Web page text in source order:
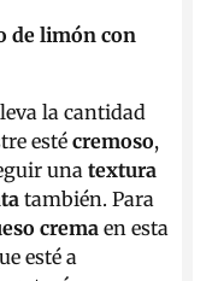
de limón con
la cantidad
estécremoso,
unatextura
también. Para
crema en esta
esté a